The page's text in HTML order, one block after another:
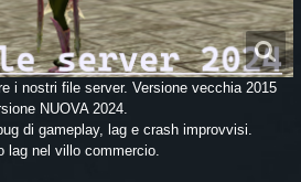
i nostri file server. Versione vecchia 2015
NUOVA 2024.
di gameplay, lag e crash improvvisi.
lag nel villo commercio.